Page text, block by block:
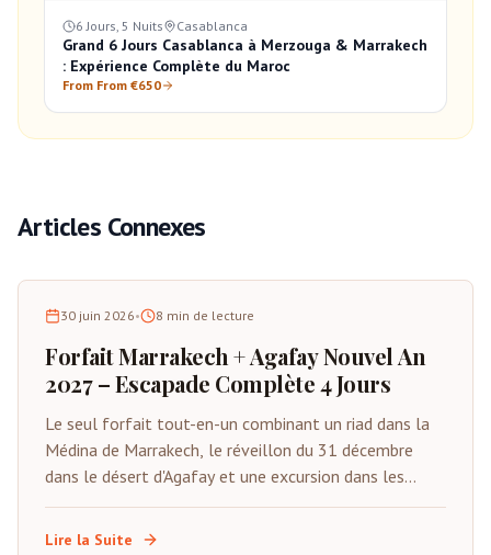
6 Jours, 5 Nuits Casablanca
Grand 6 Jours Casablanca à Merzouga & Marrakech
: Expérience Complète du Maroc
From From €650
Articles Connexes
30 juin 2026• 8 min de lecture
Forfait Marrakech + Agafay Nouvel An
2027 – Escapade Complète 4 Jours
Le seul forfait tout-en-un combinant un riad dans la
Médina de Marrakech, le réveillon du 31 décembre
dans le désert d'Agafay et une excursion dans les
montagnes de l'Atlas. Du 29 décembre au 1er janvier
2027. Tout inclus sauf les vols.
Lire la Suite